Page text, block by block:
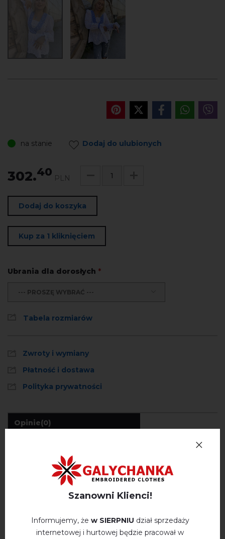
na stanie Dodaj do ulubionych
302.40 PLN
Dodaj do koszyka
Kup za 1 kliknięciem
Ubrania dla dorosłych *
--- PROSZĘ WYBRAĆ ---
Tabela rozmiarów
Zwroty i wymiany
Płatność i dostawa
Polityka prywatności
Opinie(0)
OPINIE O MEREGUVNE DUVO (BIAŁY Z NIEBIESKIM)
napisz opinie Mereguvne duvo (biały z
Szanowni Klienci!
Informujemy, że w SIERPNIU dział sprzedaży
internetowej i hurtowej będzie pracował w